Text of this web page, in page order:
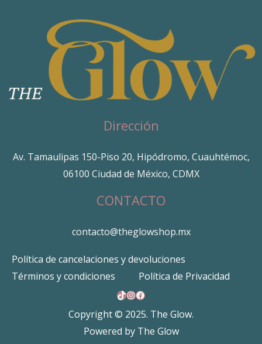
Dirección
Av. Tamaulipas 150-Piso 20, Hipódromo, Cuauhtémoc,
06100 Ciudad de México, CDMX
CONTACTO
contacto@theglowshop.mx
Política de cancelaciones y devoluciones
Términos y condiciones
Política de Privacidad
TikTok
Instagram
Facebook
Copyright © 2025. The Glow.
Powered by The Glow